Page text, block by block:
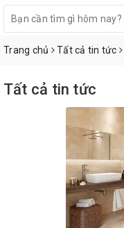
Trang chủ Tất cả tin tức
Tất cả tin tức